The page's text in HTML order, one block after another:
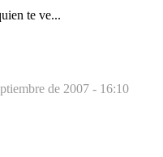
te ve...
de 2007 - 16:10